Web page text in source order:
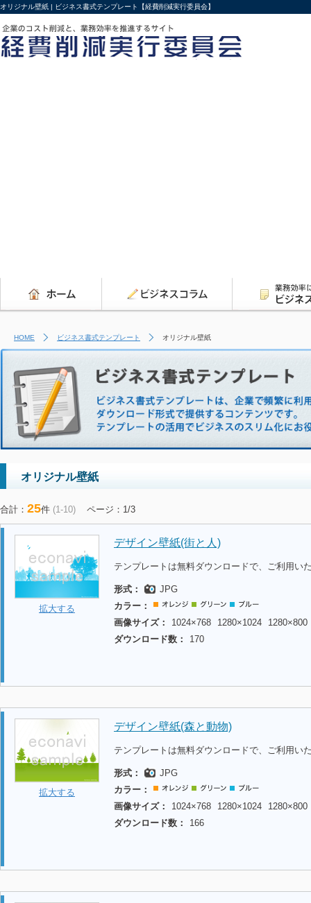
オリジナル壁紙 | ビジネス書式テンプレート【経費削減実行委員会】
HOME ビジネス書式テンプレート オリジナル壁紙
オリジナル壁紙
合計： 25件 (1-10) ページ：1/3
拡大する
デザイン壁紙(街と人)
テンプレートは無料ダウンロードで、ご利用い
形式：
JPG
カラー：
画像サイズ：
1024×768 1280×1024
1280×800
ダウンロード数：
170
拡大する
デザイン壁紙(森と動物)
テンプレートは無料ダウンロードで、ご利用い
形式：
JPG
カラー：
画像サイズ：
1024×768 1280×1024
1280×800
ダウンロード数：
166